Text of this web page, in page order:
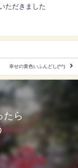
ただきました
幸せの黄色いふんどし(^^)
たら